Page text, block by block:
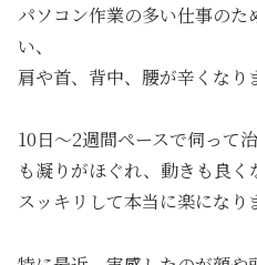
パソコン作業の多い仕事のた
い、
肩や首、背中、腰が辛くなり
10日～2週間ペースで伺って
も凝りがほぐれ、動きも良
スッキリして本当に楽になり